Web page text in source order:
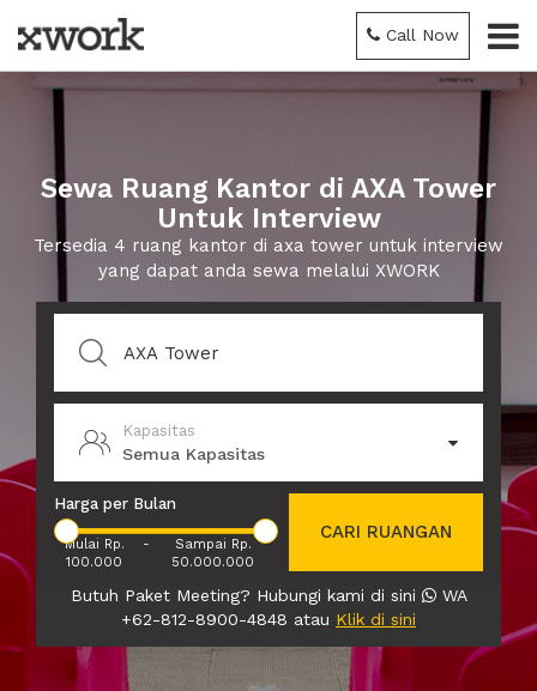
Call Now
Sewa Ruang Kantor di AXA Tower
Untuk Interview
Tersedia 4 ruang kantor di axa tower untuk interview
yang dapat anda sewa melalui XWORK
Kapasitas
Semua Kapasitas
Harga per Bulan
Mulai Rp.
100.000
-
Sampai Rp.
50.000.000
CARI RUANGAN
Butuh Paket Meeting? Hubungi kami di sini
WA
+62-812-8900-4848 atau Klik di sini